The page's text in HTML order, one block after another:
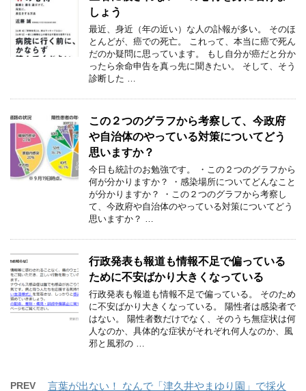
しょう
最近、身近（年の近い）な人の訃報が多い。 そのほ
とんどが、癌での死亡。 これって、本当に癌で死ん
だのか疑問に思っています。 もし自分が癌だと分か
ったら余命申告を真っ先に聞きたい。 そして、そう
診断した …
この２つのグラフから考察して、今政府
や自治体のやっている対策についてどう
思いますか？
今日も統計のお勉強です。 ・この２つのグラフから
何が分かりますか？ ・感染場所についてどんなこと
が分かりますか？ ・この２つのグラフから考察し
て、今政府や自治体のやっている対策についてどう
思いますか？ …
行政発表も報道も情報不足で偏っている
ために不安ばかり大きくなっている
行政発表も報道も情報不足で偏っている。 そのため
に不安ばかり大きくなっている。 陽性者は感染者で
はない。 陽性者数だけでなく、そのうち無症状は何
人なのか、具体的な症状がそれぞれ何人なのか、風
邪と風邪の …
PREV
言葉が出ない！ なんで「津久井やまゆり園」で採火